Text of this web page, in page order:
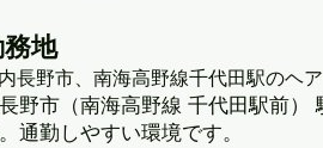
地
長野市、南海高野線千代田駅のヘ
野市（南海高野線 千代田駅前）
通勤しやすい環境です。